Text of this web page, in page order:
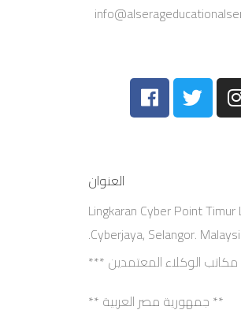
العنوان
Lingkaran Cyber Point
Cyberjaya, Selangor.
الوكلاء المعتمدين ***
** جمهورية مصر العربية **